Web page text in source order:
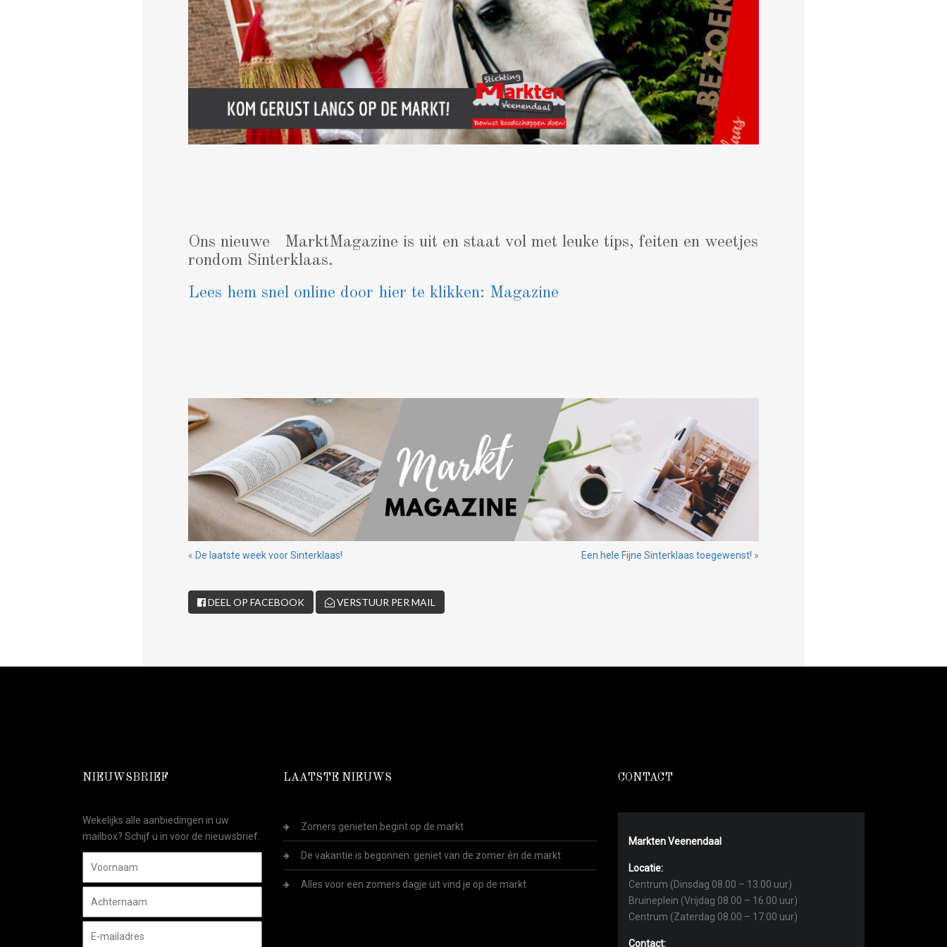
Ons nieuwe MarktMagazine is uit en staat vol met leuke tips, feiten en weetjes
rondom Sinterklaas.
Lees hem snel online door hier te klikken: Magazine
« De laatste week voor Sinterklaas! Een hele Fijne Sinterklaas toegewenst! »
DEEL OP FACEBOOK VERSTUUR PER MAIL
NIEUWSBRIEF
Wekelijks alle aanbiedingen in uw
mailbox? Schijf u in voor de nieuwsbrief.
LAATSTE NIEUWS
Zomers genieten begint op de markt
De vakantie is begonnen: geniet van de zomer én de markt
Alles voor een zomers dagje uit vind je op de markt
CONTACT
Markten Veenendaal
Locatie:
Centrum (Dinsdag 08.00 – 13.00 uur)
Bruineplein (Vrijdag 08.00 – 16.00 uur)
Centrum (Zaterdag 08.00 – 17.00 uur)
Contact: